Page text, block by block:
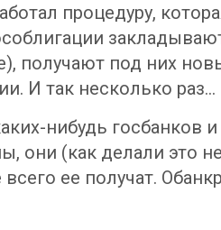
процедуру,
получают под них
И так несколько раз…
нибудь госбанков
они (как делали это
всего ее получат.